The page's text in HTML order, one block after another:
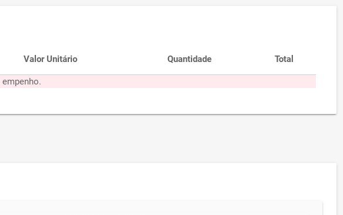
Valor Unitário Quantidade Total